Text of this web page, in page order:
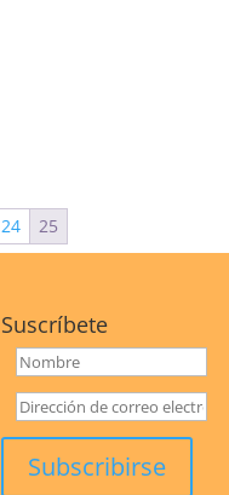
24 25
Suscríbete